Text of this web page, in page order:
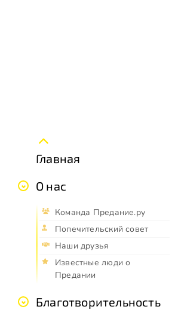
Главная
О нас
Команда Предание.ру
Попечительский совет
Наши друзья
Известные люди о
Предании
Благотворительность